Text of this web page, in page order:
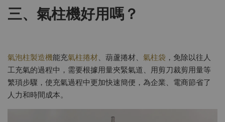
三、氣柱機好用嗎？
氣泡柱製造機能充氣柱捲材、葫蘆捲材、 氣柱袋 ，免除以往人
工充氣的過程中，需要根據用量夾緊氣道、用剪刀裁剪用量等
繁瑣步驟，使充氣過程中更加快速簡便，為企業、電商節省了
人力和時間成本。